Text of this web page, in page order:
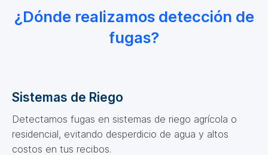
¿Dónde realizamos detección de
fugas?
Sistemas de Riego
Detectamos fugas en sistemas de riego agrícola o
residencial, evitando desperdicio de agua y altos
costos en tus recibos.